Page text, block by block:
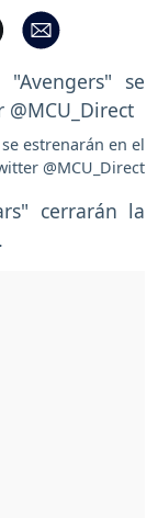
estrenarán en el
@MCU_Direct
cerrarán la